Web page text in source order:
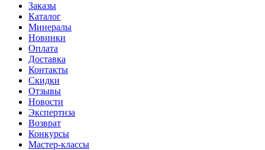
Заказы
Каталог
Минералы
Новинки
Оплата
Доставка
Контакты
Скидки
Отзывы
Новости
Экспертиза
Возврат
Конкурсы
Мастер-классы